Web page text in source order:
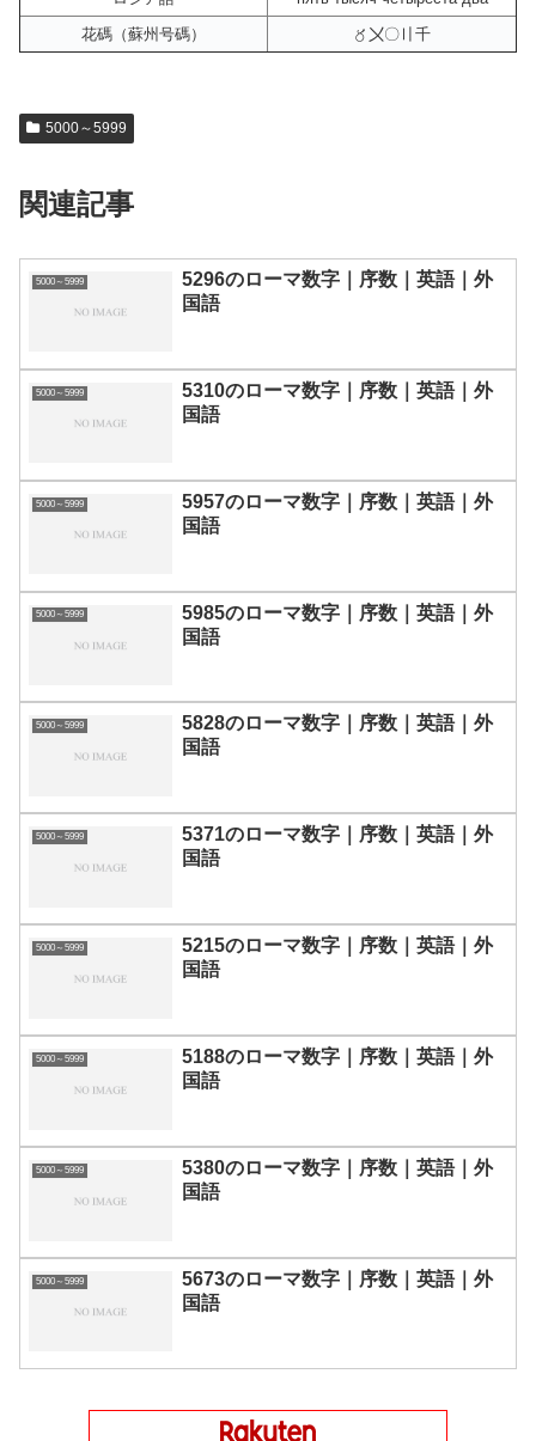
花碼（蘇州号碼）
〥〤〇〢千
5000～5999
関連記事
5000～5999
5296のローマ数字｜序数｜英語｜外
国語
5000～5999
5310のローマ数字｜序数｜英語｜外
国語
5000～5999
5957のローマ数字｜序数｜英語｜外
国語
5000～5999
5985のローマ数字｜序数｜英語｜外
国語
5000～5999
5828のローマ数字｜序数｜英語｜外
国語
5000～5999
5371のローマ数字｜序数｜英語｜外
国語
5000～5999
5215のローマ数字｜序数｜英語｜外
国語
5000～5999
5188のローマ数字｜序数｜英語｜外
国語
5000～5999
5380のローマ数字｜序数｜英語｜外
国語
5000～5999
5673のローマ数字｜序数｜英語｜外
国語